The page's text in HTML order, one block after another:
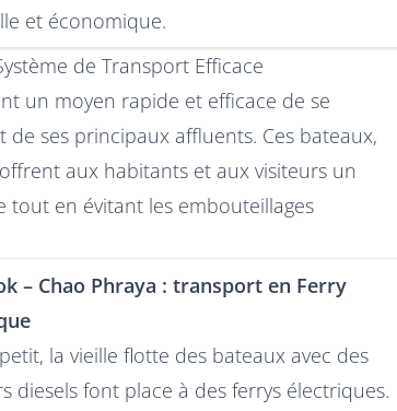
et économique.
de Transport Efficace
un moyen rapide et efficace de se
ses principaux affluents. Ces bateaux,
aux habitants et aux visiteurs un
tout en évitant les embouteillages
– Chao Phraya : transport en Ferry
la vieille flotte des bateaux avec des
diesels font place à des ferrys électriques.